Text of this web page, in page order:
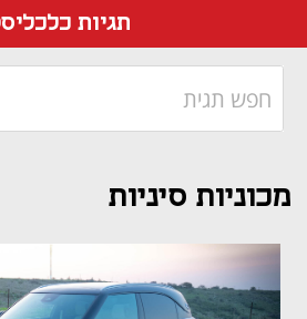
תגיות
מכוניות סיניות